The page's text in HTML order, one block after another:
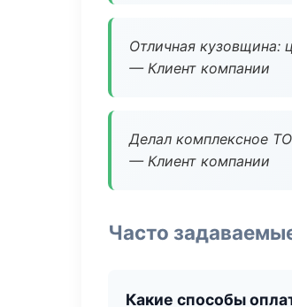
Отличная кузовщина:
— Клиент компании
Делал комплексное
— Клиент компании
Часто
Какие способы